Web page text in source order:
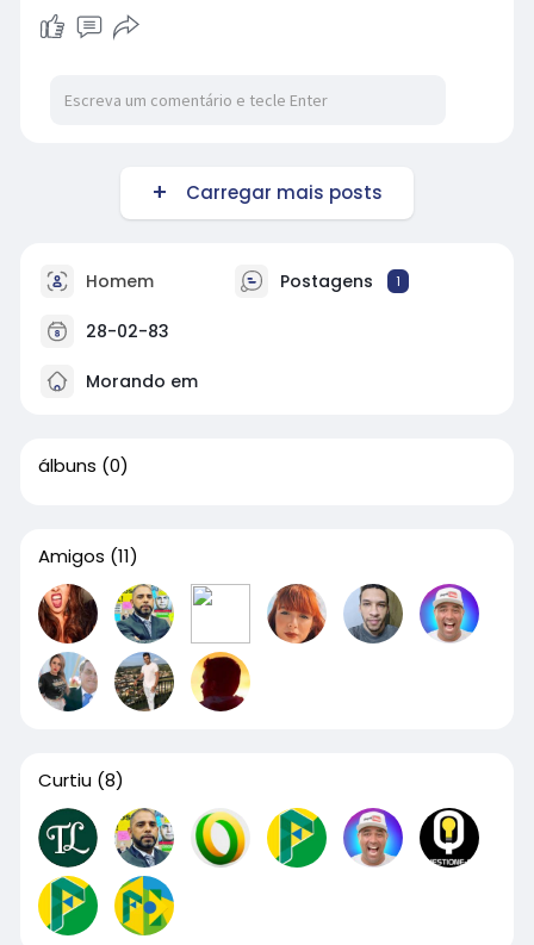
Carregar mais posts
Homem Postagens 1
28-02-83
Morando em
álbuns (0)
Amigos (11)
Curtiu (8)